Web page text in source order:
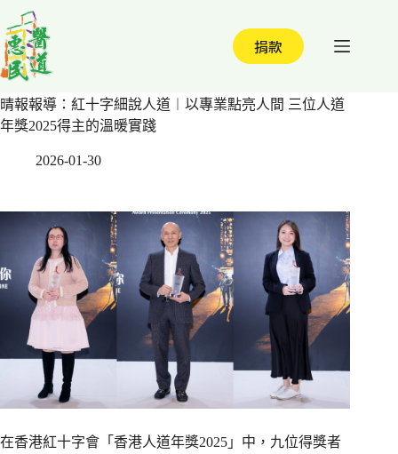
至
主
要
內
容
捐款
晴報報導：紅十字細說人道︱以專業點亮人間 三位人道
年獎2025得主的溫暖實踐
2026-01-30
在香港紅十字會「香港人道年獎2025」中，九位得獎者